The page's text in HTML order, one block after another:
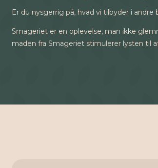
Er du nysgerrig på, hvad vi tilbyder i
Smageriet er en oplevelse, man ikke
maden fra Smageriet stimulerer lysten til